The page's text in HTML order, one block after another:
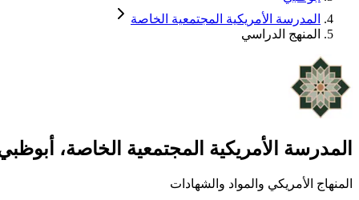
المدرسة الأمريكية المجتمعية الخاصة
المنهج الدراسي
المدرسة الأمريكية المجتمعية الخاصة،
المنهاج الأمريكي والمواد والشهادات